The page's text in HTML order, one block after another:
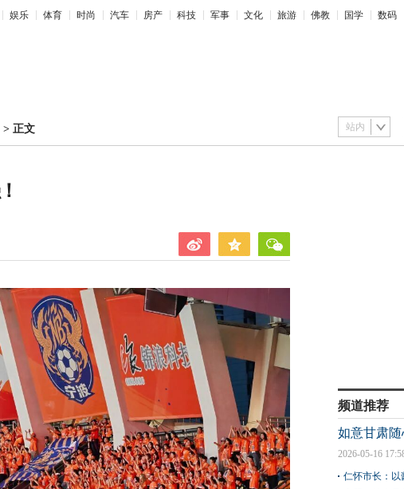
娱乐 体育 时尚 汽车 房产 科技 军事 文化 旅游 佛教 国学 数码
> 正文 站内
频道推荐
如意甘肃随
2026-05-16
仁怀市长：以